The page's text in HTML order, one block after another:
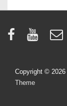
Copyright © 2026
Theme